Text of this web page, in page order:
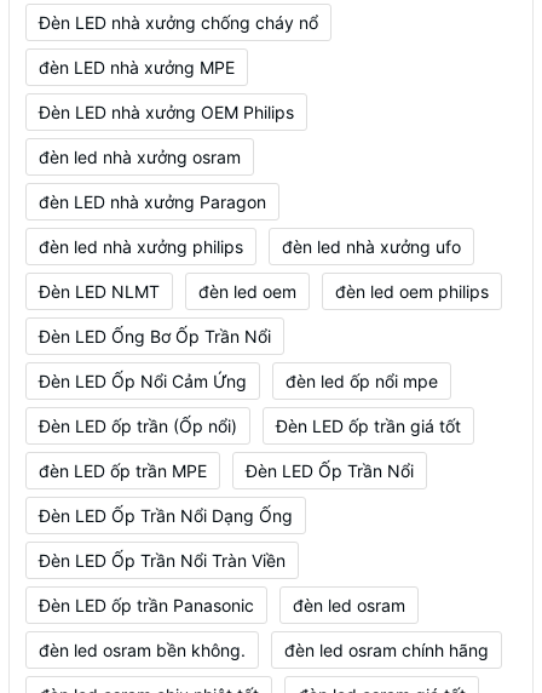
Đèn LED nhà xưởng chống cháy nổ
đèn LED nhà xưởng MPE
Đèn LED nhà xưởng OEM Philips
đèn led nhà xưởng osram
đèn LED nhà xưởng Paragon
đèn led nhà xưởng philips đèn led nhà xưởng ufo
Đèn LED NLMT đèn led oem đèn led oem philips
Đèn LED Ống Bơ Ốp Trần Nổi
Đèn LED Ốp Nổi Cảm Ứng đèn led ốp nổi mpe
Đèn LED ốp trần (Ốp nổi) Đèn LED ốp trần giá tốt
đèn LED ốp trần MPE Đèn LED Ốp Trần Nổi
Đèn LED Ốp Trần Nổi Dạng Ống
Đèn LED Ốp Trần Nổi Tràn Viền
Đèn LED ốp trần Panasonic đèn led osram
đèn led osram bền không. đèn led osram chính hãng